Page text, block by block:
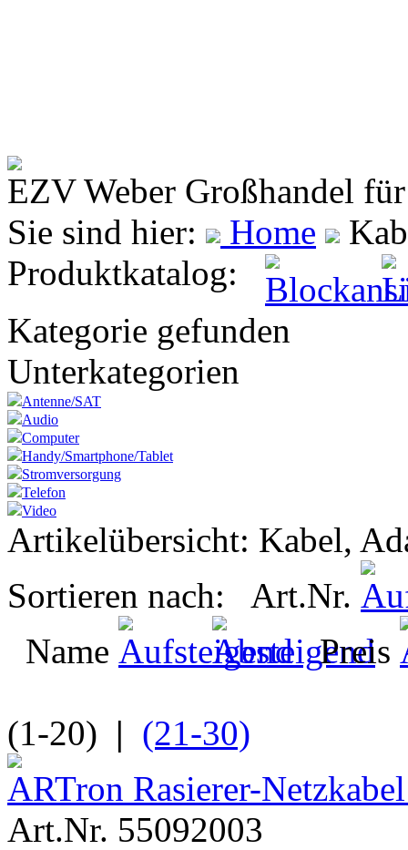
EZV Weber Großhandel
Sie sind hier:
Home
Produktkatalog:
Kategorie gefunden
Unterkategorien
Antenne/SAT
Audio
Computer
Handy/Smartphone/Tablet
Stromversorgung
Telefon
Video
Artikelübersicht: Kabel,
Sortieren nach: Art.Nr.
Name
Preis
(1-20) | (21-30)
ARTron Rasierer-
Art.Nr. 55092003